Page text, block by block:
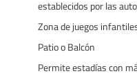
establecidos por las
Zona de juegos
Patio o Balcón
Permite estadías con